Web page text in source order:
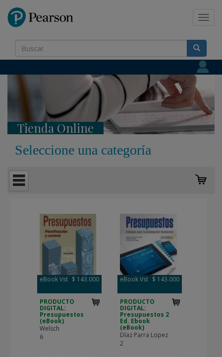
Tienda Online
Seleccione una categoría
eBook Vst $ 143.000
PRODUCTO
DIGITAL:
Presupuestos
(eBook)
Welsch
6
eBook Vst $ 143.000
PRODUCTO
DIGITAL:
Presupuestos 2
Ed. Ebook
(eBook)
Díaz Parra Lopez
2